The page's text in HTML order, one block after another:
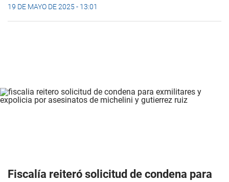
19 DE MAYO DE 2025 - 13:01
Fiscalía reiteró solicitud de condena para